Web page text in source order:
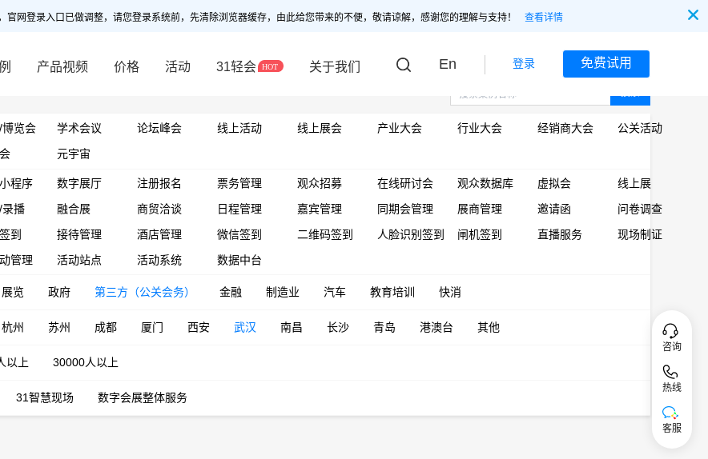
网登录入口已做调整，请您登录系统前，先清除浏览器缓存，由此给您带来的不便，敬请谅解，感谢您的理解与支持！ 查看详情
产品视频 价格 活动 31轻会 关于我们 En 登录 免费试用
博览会 学术会议 论坛峰会 线上活动 线上展会 产业大会 行业大会 经销商大会
公关活动
元宇宙
程序 数字展厅 注册报名 票务管理 观众招募 在线研讨会 观众数据库 虚拟会
线上展
录播 融合展 商贸洽谈 日程管理 嘉宾管理 同期会管理 展商管理 邀请函
问卷调查
到 接待管理 酒店管理 微信签到 二维码签到 人脸识别签到 闸机签到 直播服务
现场制证
管理 活动站点 活动系统 数据中台
展览 政府 第三方（公关会务） 金融 制造业 汽车 教育培训 快消
杭州 苏州 成都 厦门 西安 武汉 南昌 长沙 青岛 港澳台 其他
以上 30000人以上
31智慧现场 数字会展整体服务
咨询
热线
客服